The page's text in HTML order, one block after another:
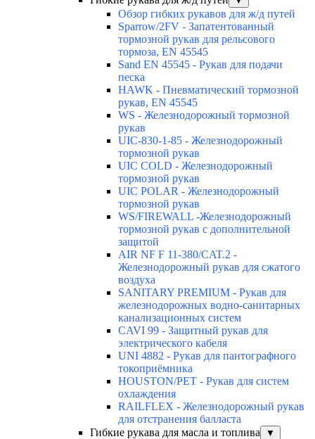
Обзор гибких рукавов для ж/д путей
Sparrow/2FV - Запатентованный
тормозной рукав для рельсового
тормоза, EN 45545
Sand EN 45545 - Рукав для подачи
песка
HAWK - Пневматический тормозной
рукав, EN 45545
WS - Железнодорожный тормозной
рукав
UIC-830-1-85 - Железнодорожный
тормозной рукав
UIC COLD - Железнодорожный
тормозной рукав
UIC POLAR - Железнодорожный
тормозной рукав
WS/FIREWALL -Железнодорожный
тормозной рукав с дополнительной
защитой
AIR NF F 11-380/CAT.2 -
Железнодорожный рукав для сжатого
воздуха
SANITARY PREMIUM - Рукав для
железнодорожных водно-санитарных
канализационных систем
CAVI 99 - Защитный рукав для
электрического кабеля
UNI 4882 - Рукав для пантографного
токоприёмника
HOUSTON/PET - Рукав для систем
охлаждения
RAILFLEX - Железнодорожный рукав
для отстранения балласта
Гибкие рукава для масла и топлива
▼